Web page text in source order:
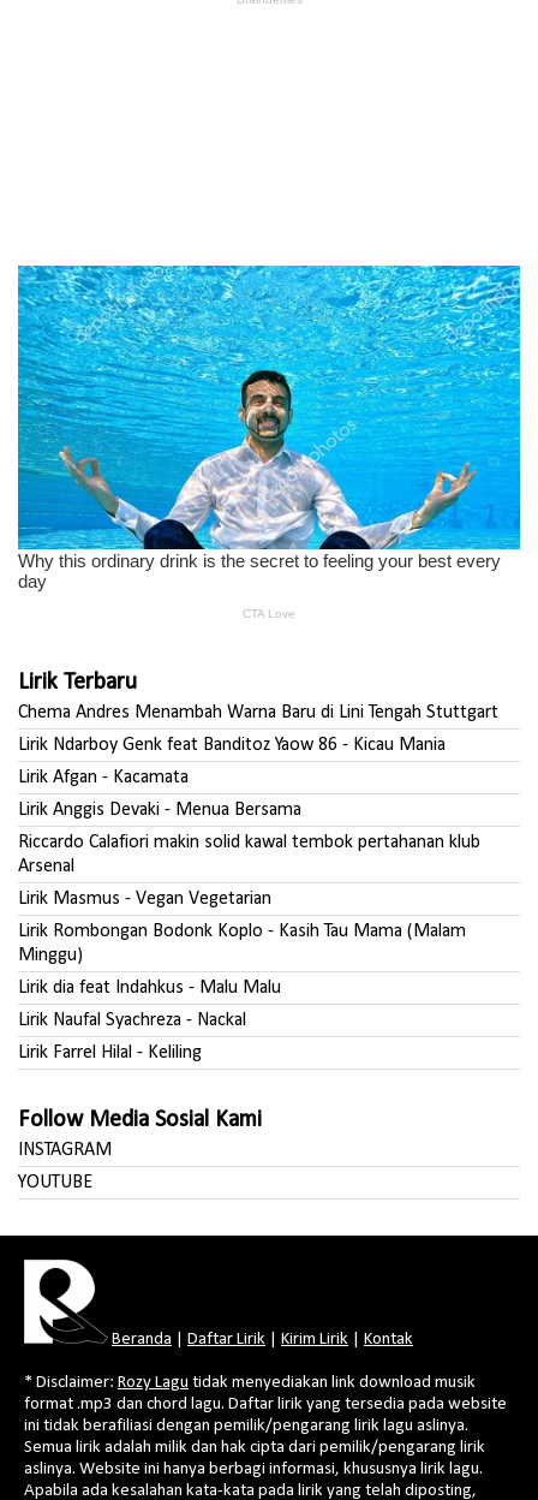
Lirik Terbaru
Chema Andres Menambah Warna Baru di Lini Tengah Stuttgart
Lirik Ndarboy Genk feat Banditoz Yaow 86 - Kicau Mania
Lirik Afgan - Kacamata
Lirik Anggis Devaki - Menua Bersama
Riccardo Calafiori makin solid kawal tembok pertahanan klub
Arsenal
Lirik Masmus - Vegan Vegetarian
Lirik Rombongan Bodonk Koplo - Kasih Tau Mama (Malam
Minggu)
Lirik dia feat Indahkus - Malu Malu
Lirik Naufal Syachreza - Nackal
Lirik Farrel Hilal - Keliling
Follow Media Sosial Kami
INSTAGRAM
YOUTUBE
Beranda Daftar Lirik Kirim Lirik Kontak
* Disclaimer: Rozy Lagu tidak menyediakan link download musik
format .mp3 dan chord lagu. Daftar lirik yang tersedia pada website
ini tidak berafiliasi dengan pemilik/pengarang lirik lagu aslinya.
Semua lirik adalah milik dan hak cipta dari pemilik/pengarang lirik
aslinya. Website ini hanya berbagi informasi, khususnya lirik lagu.
Apabila ada kesalahan kata-kata pada lirik yang telah diposting,